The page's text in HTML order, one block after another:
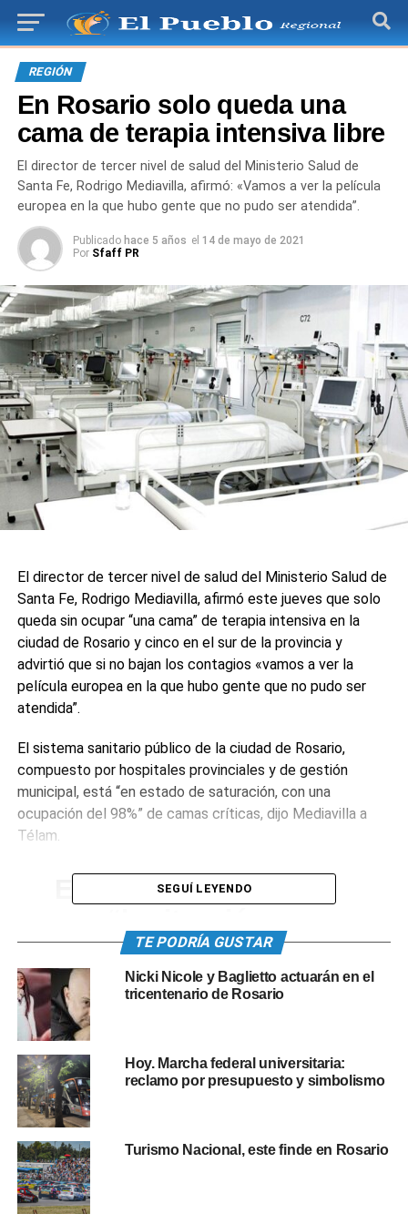
REGIÓN
En Rosario solo queda una
cama de terapia intensiva libre
El director de tercer nivel de salud del Ministerio Salud de
Santa Fe, Rodrigo Mediavilla, afirmó: «Vamos a ver la película
europea en la que hubo gente que no pudo ser atendida”.
Publicado hace 5 años el 14 de mayo de 2021
Por Sfaff PR
El director de tercer nivel de salud del Ministerio Salud de
Santa Fe, Rodrigo Mediavilla, afirmó este jueves que solo
queda sin ocupar “una cama” de terapia intensiva en la
ciudad de Rosario y cinco en el sur de la provincia y
advirtió que si no bajan los contagios «vamos a ver la
película europea en la que hubo gente que no pudo ser
atendida”.
El sistema sanitario público de la ciudad de Rosario,
compuesto por hospitales provinciales y de gestión
municipal, está “en estado de saturación, con una
ocupación del 98%” de camas críticas, dijo Mediavilla a
Télam.
El funcionario señaló
hipercrítica” y que en la
ciudad de Rosario solo
queda una cama de
unidad de terapia
intensiva (UTI) sin
ocupar, “en el hospital
Centenario”.
“El hospital provincial está colapsado”, abundó el
funcionario, en coincidencia con la directora de ese centro
SEGUÍ LEYENDO
TE PODRÍA GUSTAR
Nicki Nicole y Baglietto actuarán en el
tricentenario de Rosario
Hoy. Marcha federal universitaria:
reclamo por presupuesto y simbolismo
Turismo Nacional, este finde en Rosario